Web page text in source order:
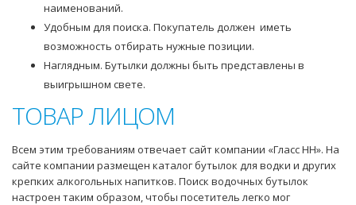
наименований.
Удобным для поиска. Покупатель должен иметь
возможность отбирать нужные позиции.
Наглядным. Бутылки должны быть представлены в
выигрышном свете.
ТОВАР ЛИЦОМ
Всем этим требованиям отвечает сайт компании «Гласс НН». На
сайте компании размещен каталог бутылок для водки и других
крепких алкогольных напитков. Поиск водочных бутылок
настроен таким образом, чтобы посетитель легко мог